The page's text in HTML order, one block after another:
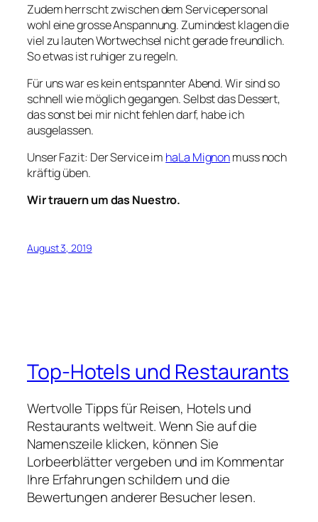
Zudem herrscht zwischen dem Servicepersonal
wohl eine grosse Anspannung. Zumindest klagen die
viel zu lauten Wortwechsel nicht gerade freundlich.
So etwas ist ruhiger zu regeln.
Für uns war es kein entspannter Abend. Wir sind so
schnell wie möglich gegangen. Selbst das Dessert,
das sonst bei mir nicht fehlen darf, habe ich
ausgelassen.
Unser Fazit: Der Service im haLa Mignonmuss noch
kräftig üben.
Wir trauern um das Nuestro.
August 3, 2019
Top-Hotels und Restaurants
Wertvolle Tipps für Reisen, Hotels und
Restaurants weltweit. Wenn Sie auf die
Namenszeile klicken, können Sie
Lorbeerblätter vergeben und im Kommentar
Ihre Erfahrungen schildern und die
Bewertungen anderer Besucher lesen.